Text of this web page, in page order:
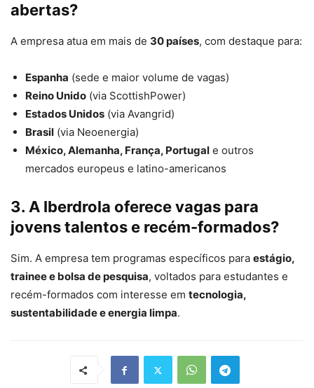
abertas?
A empresa atua em mais de 30 países, com destaque para:
Espanha (sede e maior volume de vagas)
Reino Unido (via ScottishPower)
Estados Unidos (via Avangrid)
Brasil (via Neoenergia)
México, Alemanha, França, Portugal e outros
mercados europeus e latino-americanos
3. A Iberdrola oferece vagas para
jovens talentos e recém-formados?
Sim. A empresa tem programas específicos para estágio,
trainee e bolsa de pesquisa, voltados para estudantes e
recém-formados com interesse em tecnologia,
sustentabilidade e energia limpa.